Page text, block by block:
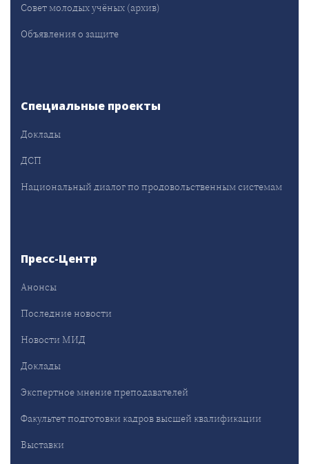
Совет молодых учёных (архив)
Объявления о защите
Специальные проекты
Доклады
ДСП
Национальный диалог по продовольственным системам
Пресс-Центр
Анонсы
Последние новости
Новости МИД
Доклады
Экспертное мнение преподавателей
Факультет подготовки кадров высшей квалификации
Выставки